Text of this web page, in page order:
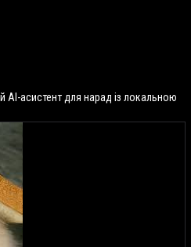
AI-асистент для нарад із локальною